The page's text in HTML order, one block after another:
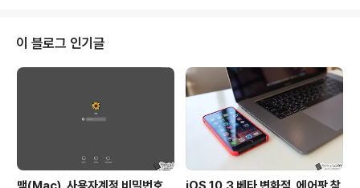
'삼성 탭북' 등으로 불리는 경우도 어렵지 않게 찾아볼 수
있습니다. 그만큼 LG 탭북이 해당 분야에서 좋은 느낌을
주고 있다는 반증이 될텐데요. 사실 전작들(H160, Z160)
의 경우 호평과 함께 아쉬운 목소리도 많이 들어야 했던 것
이 사실입니다. 특히, 무게와 두께, 해상도, 각도 조절에 제
이 블로그 인기글